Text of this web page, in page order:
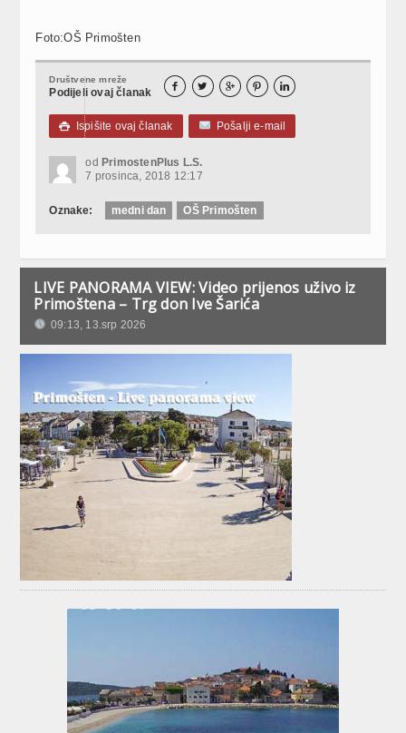
Foto:OŠ Primošten
Društvene mreže
Podijeli ovaj članak     
 Ispišite ovaj članak Pošalji e-mail
od PrimostenPlus L.S.
7 prosinca, 2018 12:17
Oznake: medni dan OŠ Primošten
LIVE PANORAMA VIEW: Video prijenos uživo iz
Primoštena – Trg don Ive Šarića
09:13, 13.srp 2026